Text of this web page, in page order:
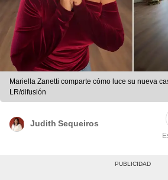
Mariella Zanetti comparte cómo luce su nueva
LR/difusión
Judith Sequeiros